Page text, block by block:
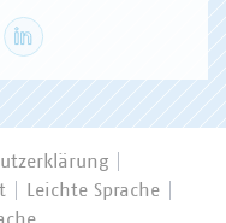
Leichte Sprache